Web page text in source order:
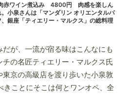
肉赤ワイン煮込み 4800円 肉感を楽しん
小泉さんは「マンダリン オリエンタルパ
銀座「ティエリー・マルクス」の総料理
が、一流が宿る味はこんなにも
の名匠ティエリー・マルクス氏
京の高級店を渡り歩いた小泉敦
きことにそこは何とワンオペ、全